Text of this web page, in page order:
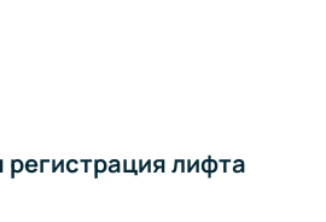
регистрация лифта